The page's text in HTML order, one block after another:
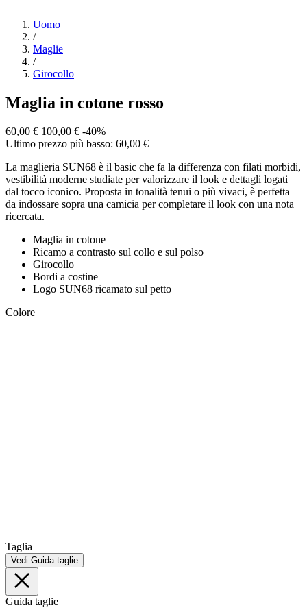
Uomo
/
Maglie
/
Girocollo
Maglia in cotone rosso
60,00 € 100,00 € -40%
Ultimo prezzo più basso: 60,00 €
La maglieria SUN68 è il basic che fa la differenza con filati morbidi,
vestibilità moderne studiate per valorizzare il look e dettagli logati
dal tocco iconico. Proposta in tonalità tenui o più vivaci, è perfetta
da indossare sopra una camicia per completare il look con una nota
ricercata.
Maglia in cotone
Ricamo a contrasto sul collo e sul polso
Girocollo
Bordi a costine
Logo SUN68 ricamato sul petto
Colore
Taglia
Vedi Guida taglie
Guida taglie